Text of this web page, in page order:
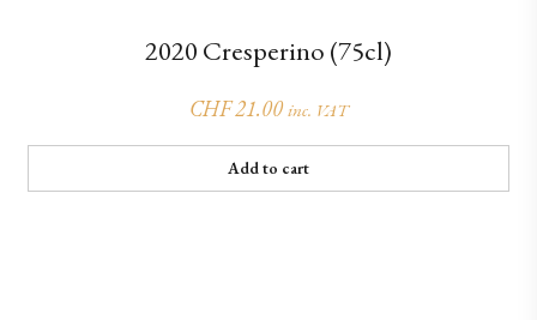
2020 Cresperino (75cl)
CHF21.00 inc. VAT
Add to cart